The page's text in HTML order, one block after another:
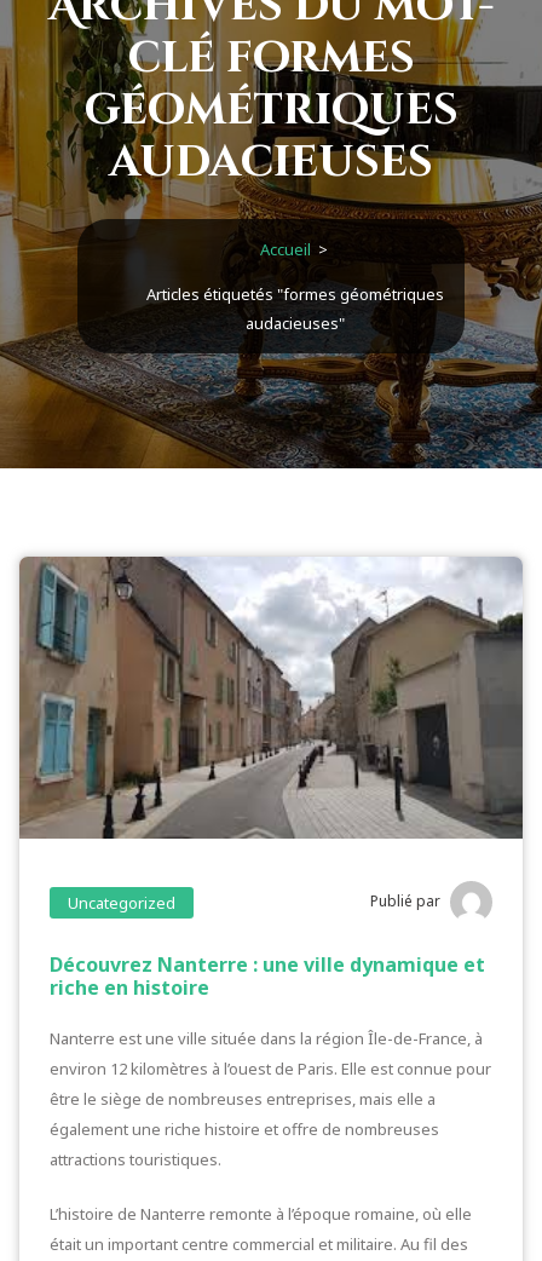
clé formes
géométriques
audacieuses
Accueil >
Articles étiquetés "formes géométriques
audacieuses"
Uncategorized Publié par
Découvrez Nanterre : une ville dynamique et
riche en histoire
Nanterre est une ville située dans la région Île-de-France, à
environ 12 kilomètres à l’ouest de Paris. Elle est connue pour
être le siège de nombreuses entreprises, mais elle a
également une riche histoire et offre de nombreuses
attractions touristiques.
L’histoire de Nanterre remonte à l’époque romaine, où elle
était un important centre commercial et militaire. Au fil des